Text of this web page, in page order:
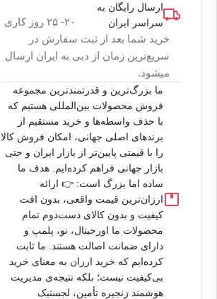
ارسال رایگان به
سراسر ایران
۲۰- ۲۵ روز کاری
خرید شما بعد از ثبت سفارش در
سریع‌ترین زمان از دبی به ایران ارسال
میشود.
ما بزرگ‌ترین و قدرتمندترین مجموعه
فروش محصولات بین‌المللی هستیم که
با حذف واسطه‌ها و خرید مستقیم از
برندهای اصلی جهانی، امکان فروش کالا
را با قیمتی پایین‌تر از بازار ایران و حتی
بازار جهانی فراهم کرده‌ایم. هدف ما
ساده اما بزرگ است: 👉 ارائه
ارزان‌ترین قیمت واقعی، بدون افت
کیفیت و بدون کالای دست‌دوم تمام
محصولات ما اورجینال، نو، پلمپ و
دارای ضمانت اصالت هستند. ما ثابت
کرده‌ایم که خرید ارزان به معنای خرید
بی‌کیفیت نیست؛ بلکه نتیجه‌ی مدیریت
هوشمند زنجیره تأمین، لجستیک